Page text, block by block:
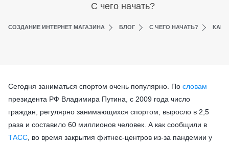
С чего начать?
СОЗДАНИЕ ИНТЕРНЕТ МАГАЗИНА БЛОГ С ЧЕГО НАЧАТЬ? КАК
Сегодня заниматься спортом очень популярно. По словам
президента РФ Владимира Путина, с 2009 года число
граждан, регулярно занимающихся спортом, выросло в 2,5
раза и составило 60 миллионов человек. А как сообщили в
ТАСС , во время закрытия фитнес-центров из-за пандемии у